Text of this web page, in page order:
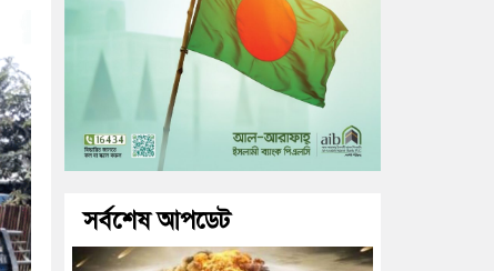
সর্বশেষ আপডেট